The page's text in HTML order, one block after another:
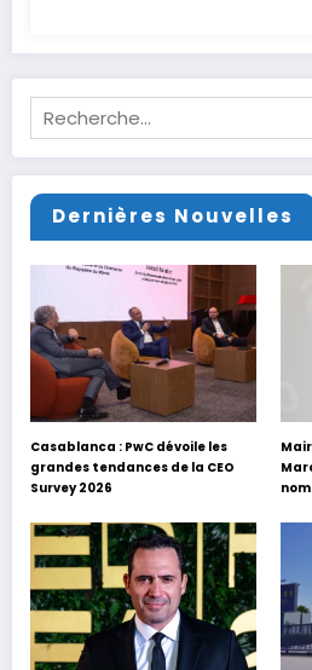
Dernières Nouvelles
Casablanca : PwC dévoile les
grandes tendances de la CEO
Survey 2026